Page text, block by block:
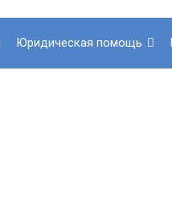
юридическая помощь